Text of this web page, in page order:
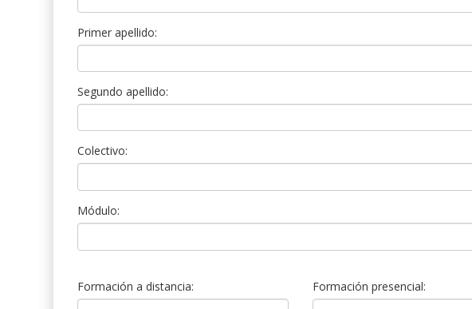
Primer apellido:
Segundo apellido:
Colectivo:
Módulo:
Formación a distancia: Formación presencial: